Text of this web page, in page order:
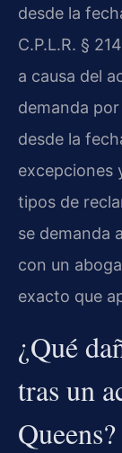
desde la
C.P.L.R. §
a causa del
demanda
desde la
excepciones
tipos de
se demanda
con un
exacto que
¿Qué
tras un
Queens?